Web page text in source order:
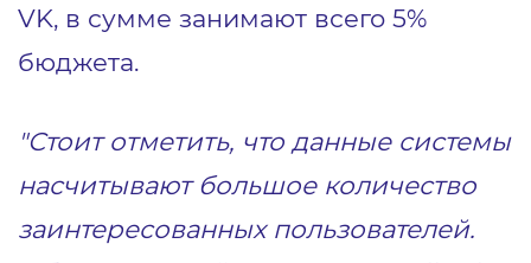
VK, в сумме занимают всего 5%
бюджета.
"Стоит отметить, что данные системы
насчитывают большое количество
заинтересованных пользователей.